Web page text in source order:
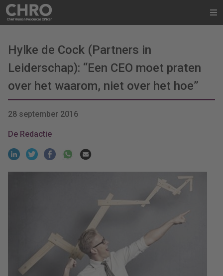
Hylke de Cock (Partners in
Leiderschap): “Een CEO moet praten
over het waarom, niet over het hoe”
28 september 2016
De Redactie